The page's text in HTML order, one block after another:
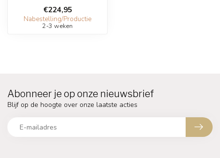
€224,95
Nabestelling/Productie
2-3 weken
Abonneer je op onze nieuwsbrief
Blijf op de hoogte over onze laatste acties